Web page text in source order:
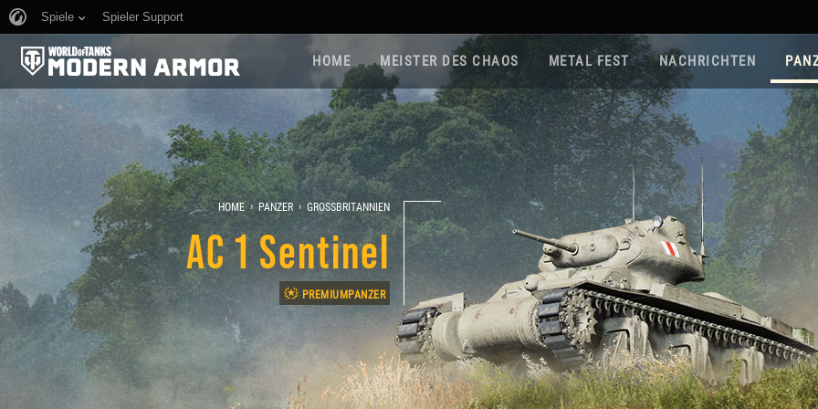
Spiele Spieler Support
HOME MEISTER DES CHAOS METAL FEST NACHRICHTEN
HOME › PANZER › GROSSBRITANNIEN
AC 1 Sentinel
PREMIUMPANZER